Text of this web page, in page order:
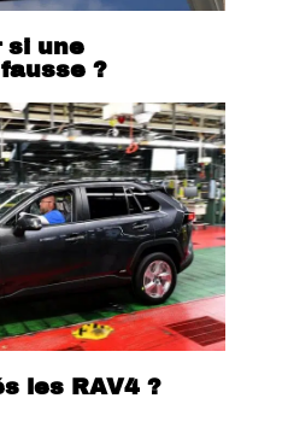
si une
?
les RAV4 ?